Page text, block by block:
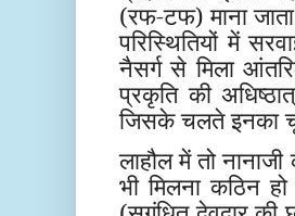
(रफ-टफ) माना
परिस्थितियों में
नैसर्ग से मिला
प्रकृति की
जिसके चलते इनका
लाहौल में तो
भी मिलना कठिन